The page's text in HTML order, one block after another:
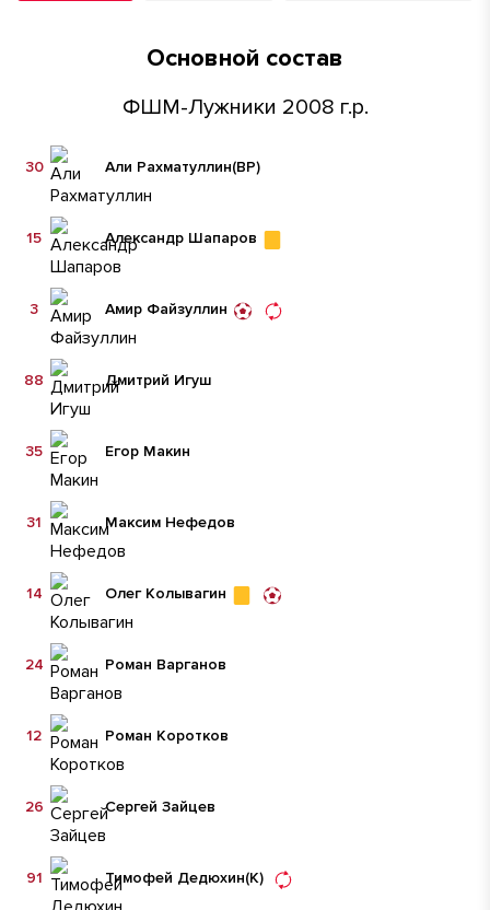
Основной состав
ФШМ-Лужники 2008 г.р.
Али Рахматуллин(ВР)
30
Александр Шапаров
15
Амир Файзуллин
3
Дмитрий Игуш
88
Егор Макин
35
Максим Нефедов
31
Олег Колывагин
14
Роман Варганов
24
Роман Коротков
12
Сергей Зайцев
26
Тимофей Дедюхин(К)
91